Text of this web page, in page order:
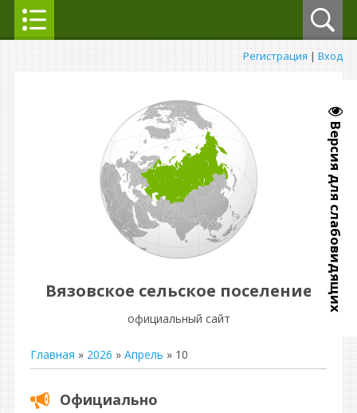
Версия для слабовидящих
Регистрация | Вход
Вязовское сельское поселение
официальный сайт
Главная » 2026 » Апрель » 10
Официально